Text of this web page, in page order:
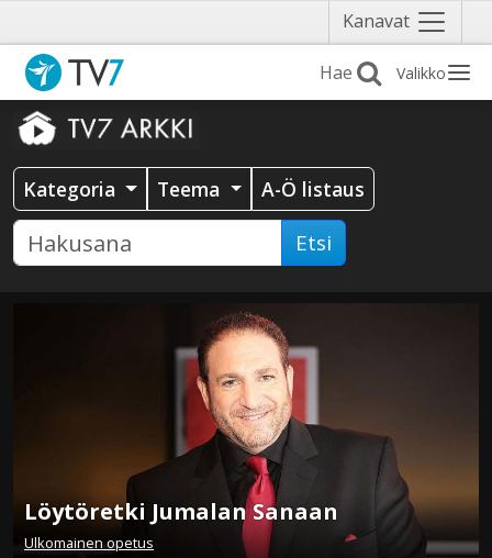
Kanavat Näytä
valikko
Valikko
Kategoria Teema A-Ö listaus
Etsi
Löytöretki Jumalan Sanaan
Ulkomainen opetus